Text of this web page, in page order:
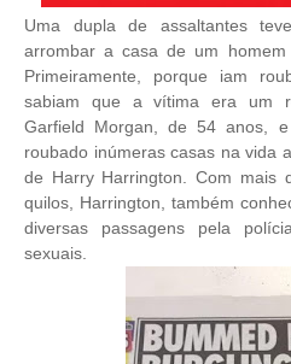
Uma dupla de assaltantes
arrombar a casa de um
Primeiramente, porque iam
sabiam que a vítima era um
Garfield Morgan, de 54 anos,
roubado inúmeras casas na vida
de Harry Harrington. Com
quilos, Harrington, também
diversas passagens pela
sexuais.